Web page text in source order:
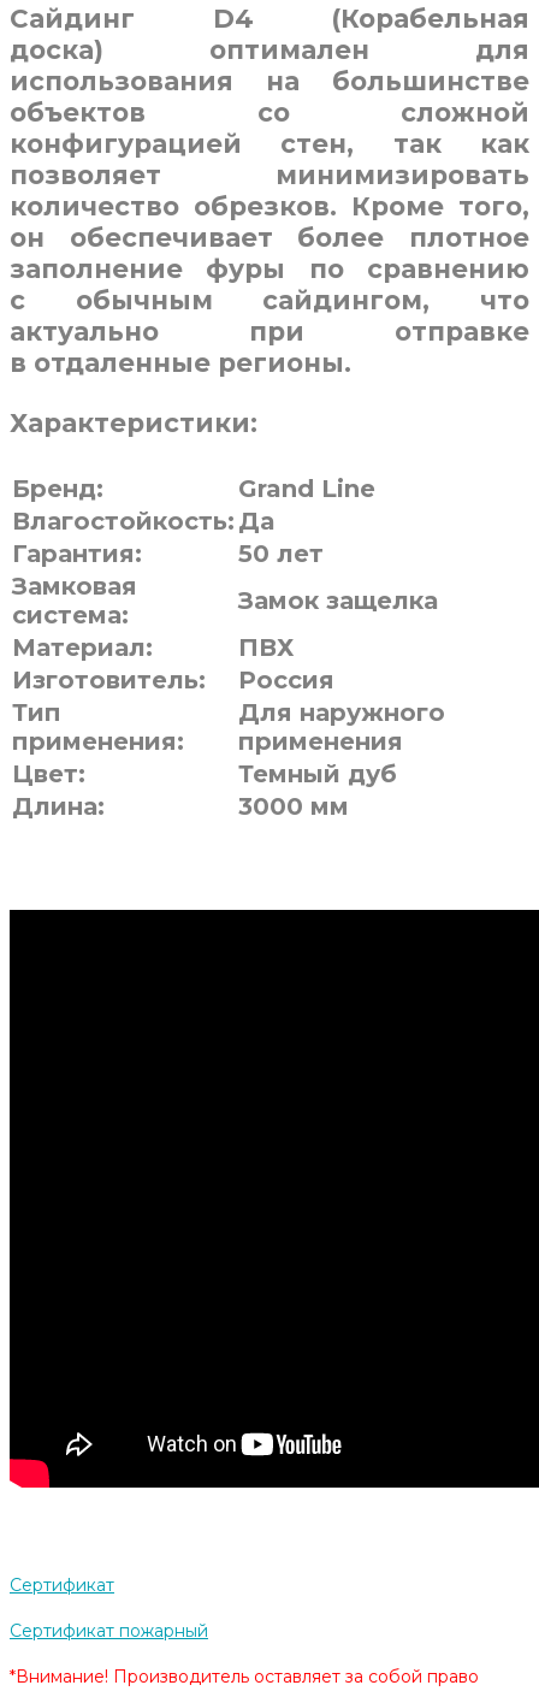
Сайдинг D4 (Корабельная
доска) оптимален для
использования на большинстве
объектов со сложной
конфигурацией стен, так как
позволяет минимизировать
количество обрезков. Кроме того,
он обеспечивает более плотное
заполнение фуры по сравнению
с обычным сайдингом, что
актуально при отправке
в отдаленные регионы.
Характеристики:
Бренд:
Grand Line
Влагостойкость: Да
Гарантия:
50 лет
Замковая
система:
Замок защелка
Материал:
ПВХ
Изготовитель:
Россия
Тип
применения:
Для наружного
применения
Цвет:
Темный дуб
Длина:
3000 мм
Сертификат
Сертификат пожарный
*Внимание! Производитель оставляет за собой право